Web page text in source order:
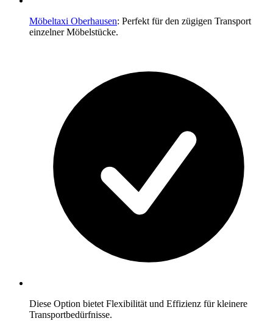
Möbeltaxi Oberhausen: Perfekt für den zügigen Transport
einzelner Möbelstücke.
Diese Option bietet Flexibilität und Effizienz für kleinere
Transportbedürfnisse.